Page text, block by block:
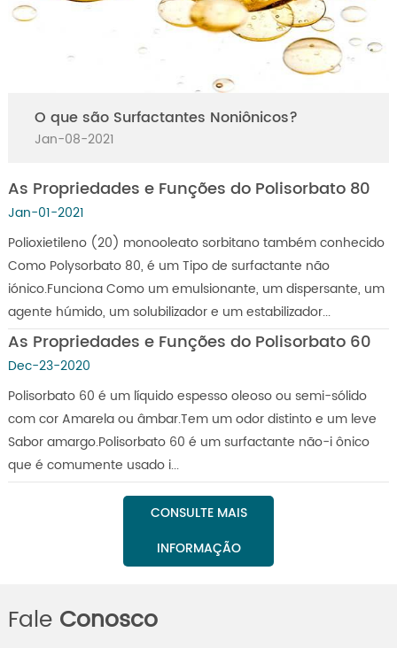
O que são Surfactantes Noniônicos?
Jan-08-2021
As Propriedades e Funções do Polisorbato 80
Jan-01-2021
Polioxietileno (20) monooleato sorbitano também conhecido
Como Polysorbato 80, é um Tipo de surfactante não
iónico.Funciona Como um emulsionante, um dispersante, um
agente húmido, um solubilizador e um estabilizador...
As Propriedades e Funções do Polisorbato 60
Dec-23-2020
Polisorbato 60 é um líquido espesso oleoso ou semi-sólido
com cor Amarela ou âmbar.Tem um odor distinto e um leve
Sabor amargo.Polisorbato 60 é um surfactante não-i ônico
que é comumente usado i...
CONSULTE MAIS
INFORMAÇÃO
Fale Conosco